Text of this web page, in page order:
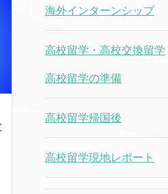
海外インターンシップ
高校留学・高校交換留学
高校留学の準備
高校留学帰国後
高校留学現地レポート